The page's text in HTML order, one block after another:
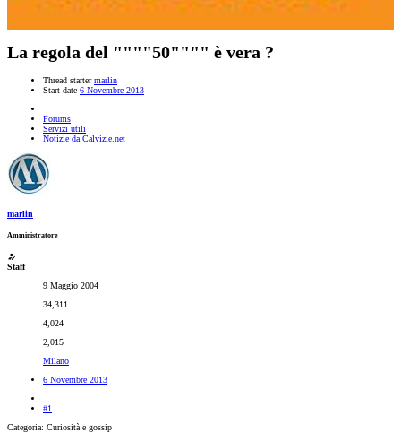
La regola del """"50"""" è vera ?
Thread starter marlin
Start date 6 Novembre 2013
Forums
Servizi utili
Notizie da Calvizie.net
marlin
Amministratore
Staff
9 Maggio 2004
34,311
4,024
2,015
Milano
6 Novembre 2013
#1
Categoria: Curiosità e gossip